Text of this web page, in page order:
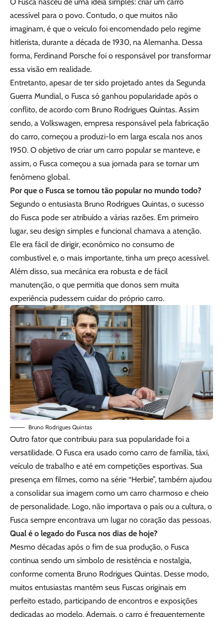
acessível para o povo. Contudo, o que muitos não
imaginam, é que o veículo foi encomendado pelo regime
hitlerista, durante a década de 1930, na Alemanha. Dessa
forma, Ferdinand Porsche foi o responsável por transformar
essa visão em realidade.
Entretanto, apesar de ter sido projetado antes da Segunda
Guerra Mundial, o Fusca só ganhou popularidade após o
conflito, de acordo com Bruno Rodrigues Quintas. Assim
sendo, a Volkswagen, empresa responsável pela fabricação
do carro, começou a produzi-lo em larga escala nos anos
1950. O objetivo de criar um carro popular se manteve, e
assim, o Fusca começou a sua jornada para se tornar um
fenômeno global.
Por que o Fusca se tornou tão popular no mundo todo?
Segundo o entusiasta Bruno Rodrigues Quintas, o sucesso
do Fusca pode ser atribuído a várias razões. Em primeiro
lugar, seu design simples e funcional chamava a atenção.
Ele era fácil de dirigir, econômico no consumo de
combustível e, o mais importante, tinha um preço acessível.
Além disso, sua mecânica era robusta e de fácil
manutenção, o que permitia que donos sem muita
experiência pudessem cuidar do próprio carro.
Bruno Rodrigues Quintas
Outro fator que contribuiu para sua popularidade foi a
versatilidade. O Fusca era usado como carro de família, táxi,
veículo de trabalho e até em competições esportivas. Sua
presença em filmes, como na série “Herbie”, também ajudou
a consolidar sua imagem como um carro charmoso e cheio
de personalidade. Logo, não importava o país ou a cultura, o
Fusca sempre encontrava um lugar no coração das pessoas.
Qual é o legado do Fusca nos dias de hoje?
Mesmo décadas após o fim de sua produção, o Fusca
continua sendo um símbolo de resistência e nostalgia,
conforme comenta Bruno Rodrigues Quintas. Desse modo,
muitos entusiastas mantêm seus Fuscas originais em
perfeito estado, participando de encontros e exposições
dedicadas ao modelo. Ademais, o carro é frequentemente